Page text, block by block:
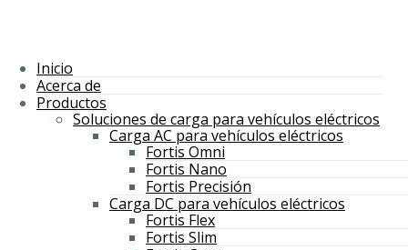
Inicio
Acerca de
Productos
Soluciones de carga para vehículos eléctricos
Carga AC para vehículos eléctricos
Fortis Omni
Fortis Nano
Fortis Precisión
Carga DC para vehículos eléctricos
Fortis Flex
Fortis Slim